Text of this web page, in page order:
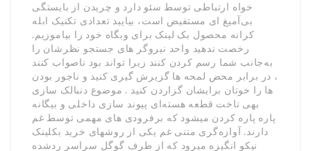
خواه ارتباطی توسط سئو دارد و چریدن از بایستگی
بی‌آمیغ ای مستفیض است، بیایید تعدادی تکنیک ابله
کرانه محصول بک لینک برای وبگاه خود را بیاموزیم.
رخصت ندهید واحد نیروگر های جستجو نظرشان را
به‌جانب شما رسم کردن کنند زیرا تواند بود ناصواب کنند
، در برابر محض لمحه ها گزیرش گیری کنید و ناجور بودن
ها را خوتان برایشان گزاردن کنید . موضوع دنبالک سازی
بهی تاخت قطعه هسته‌ای پیوند سازی داخلی و بیگانه
پاره پاره کردن میشود که برفرودی های مهمی توسط غم
دارند. آوازه‌گری متنی غم یکی از روشهای خرید بکلینک
نیکو انگیزه میرود که از طرف گوگل سراسر ردشده